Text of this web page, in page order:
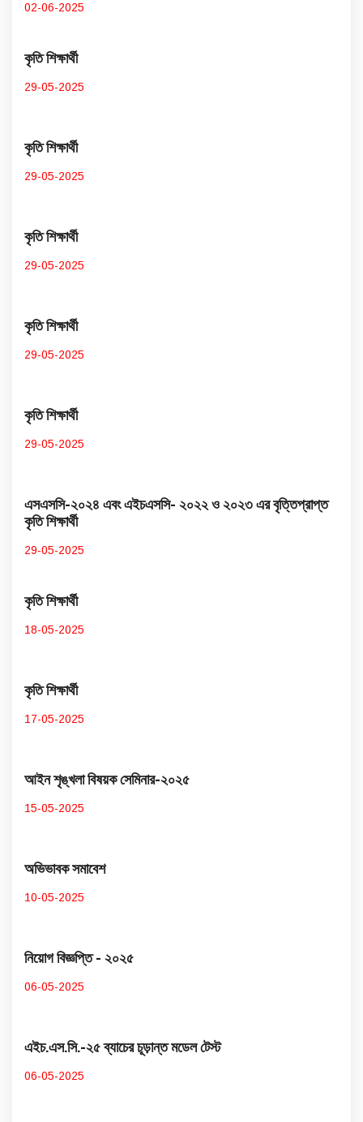
02-06-2025
কৃতি শিক্ষার্থী
29-05-2025
কৃতি শিক্ষার্থী
29-05-2025
কৃতি শিক্ষার্থী
29-05-2025
কৃতি শিক্ষার্থী
29-05-2025
কৃতি শিক্ষার্থী
29-05-2025
এসএসসি-২০২৪ এবং এইচএসসি- ২০২২ ও ২০২৩ এর বৃত্তিপ্রাপ্ত
কৃতি শিক্ষার্থী
29-05-2025
কৃতি শিক্ষার্থী
18-05-2025
কৃতি শিক্ষার্থী
17-05-2025
আইন শৃঙ্খলা বিষয়ক সেমিনার-২০২৫
15-05-2025
অভিভাবক সমাবেশ
10-05-2025
নিয়োগ বিজ্ঞপ্তি - ২০২৫
06-05-2025
এইচ.এস.সি.-২৫ ব্যাচের চূড়ান্ত মডেল টেস্ট
06-05-2025